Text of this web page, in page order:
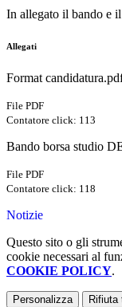
In allegato il bando e
Allegati
Format
File PDF
Contatore click: 113
Bando borsa studio
File PDF
Contatore click: 118
Notizie
Questo sito o gli
cookie necessari al
COOKIE POLICY.
Personalizza Rifiuta